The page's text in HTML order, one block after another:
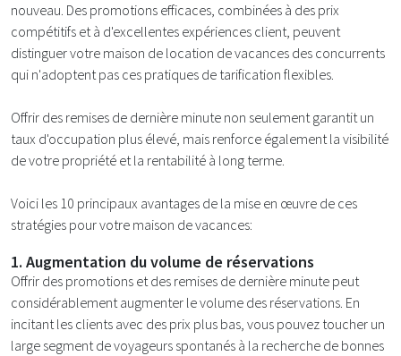
nouveau. Des promotions efficaces, combinées à des prix
compétitifs et à d'excellentes expériences client, peuvent
distinguer votre maison de location de vacances des concurrents
qui n'adoptent pas ces pratiques de tarification flexibles.
Offrir des remises de dernière minute non seulement garantit un
taux d'occupation plus élevé, mais renforce également la visibilité
de votre propriété et la rentabilité à long terme.
Voici les 10 principaux avantages de la mise en œuvre de ces
stratégies pour votre maison de vacances:
1. Augmentation du volume de réservations
Offrir des promotions et des remises de dernière minute peut
considérablement augmenter le volume des réservations. En
incitant les clients avec des prix plus bas, vous pouvez toucher un
large segment de voyageurs spontanés à la recherche de bonnes